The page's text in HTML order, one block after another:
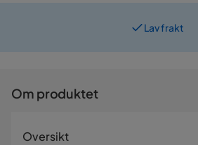
Lav frakt
Om produktet
Oversikt